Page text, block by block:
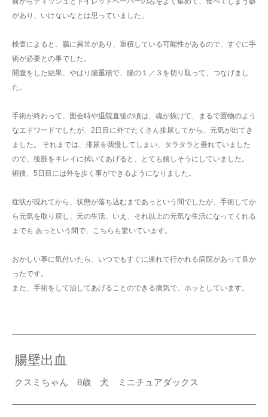
があり、いけないなとは思っていました。
検査によると、腸に異常があり、重積している可能性があるので、すぐに手
術が必要との事でした。
開腹をした結果、やはり腸重積で、腸の１／３を切り取って、つなげまし
た。
手術が終わって、面会時や退院直後の頃は、魂が抜けて、まるで置物のよう
なエドワードでしたが、2日目に外でたくさん排尿してから、元気が出てき
ました。 それまでは、排尿を我慢してしまい、タラタラと垂れていました
ので、後肢をキレイに拭いてあげると、とても嬉しそうにしていました。
術後、5日目には外を歩く事ができるようになりました。
症状が現れてから、状態が落ち込むまであっという間でしたが、手術してか
ら元気を取り戻し、元の生活、いえ、それ以上の元気な生活になってくれる
までも あっという間で、こちらも驚いています。
おかしい事に気付いたら、いつでもすぐに連れて行かれる病院があって良か
ったです。
また、手術をして治してあげることのできる病気で、ホッとしています。
腸壁出血
クスミちゃん 8歳 犬 ミニチュアダックス